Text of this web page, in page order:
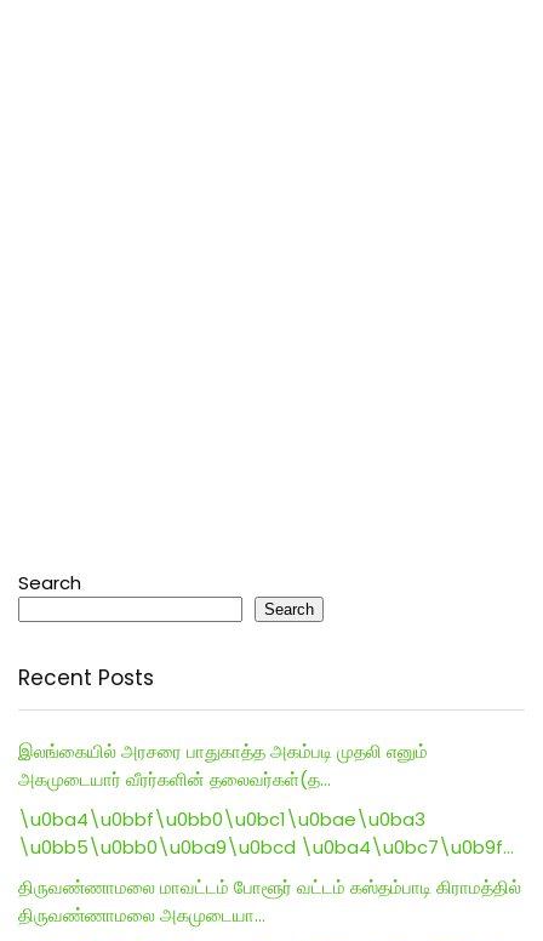
Search
Search
Recent Posts
இலங்கையில் அரசரை பாதுகாத்த அகம்படி முதலி எனும்
அகமுடையார் வீரர்களின் தலைவர்கள்(த…
\u0ba4\u0bbf\u0bb0\u0bc1\u0bae\u0ba3
\u0bb5\u0bb0\u0ba9\u0bcd \u0ba4\u0bc7\u0b9f…
திருவண்ணாமலை மாவட்டம் போளூர் வட்டம் கஸ்தம்பாடி கிராமத்தில்
திருவண்ணாமலை அகமுடையா…